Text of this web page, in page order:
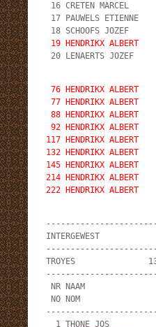
16 CRETEN MARCEL
17 PAUWELS
19 HENDRIKX
20 LENAERTS JOZEF
76 HENDRIKX
77 HENDRIKX
88 HENDRIKX
92 HENDRIKX
117 HENDRIKX
132 HENDRIKX
145 HENDRIKX
214 HENDRIKX
222 HENDRIKX
INTERGEWEST
TROYES               13-
NR NAAM
NO NOM